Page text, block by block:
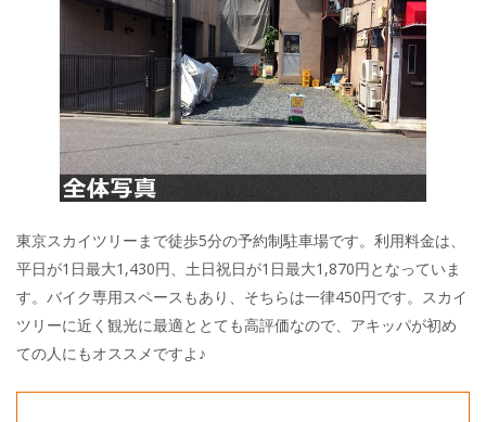
東京スカイツリーまで徒歩5分の予約制駐車場です。利用料金は、
平日が1日最大1,430円、土日祝日が1日最大1,870円となっていま
す。バイク専用スペースもあり、そちらは一律450円です。スカイ
ツリーに近く観光に最適ととても高評価なので、アキッパが初め
ての人にもオススメですよ♪